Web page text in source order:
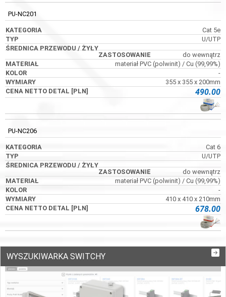
PRZEWODU / ŻYŁY
PU-NC201
Cat 5e
U/UTP
do wewnątrz
materiał PVC (polwinit) / Cu (99,99%)
-
355 x 355 x 200mm
490.00
PU-NC206
Cat 6
U/UTP
do wewnątrz
materiał PVC (polwinit) / Cu (99,99%)
-
410 x 410 x 210mm
678.00
WYSZUKIWARKA SWITCHY